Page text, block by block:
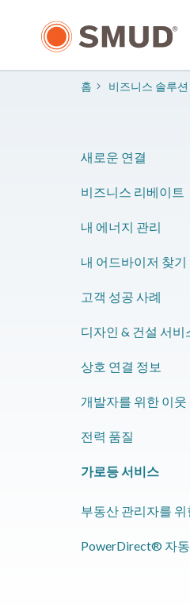
홈 비즈니스 솔루
새로운 연결
​비즈니스 리베이트
​내 에너지 관리
내 어드바이저 찾기
​고객 성공 사례
디자인 & 건설 서비
​상호 연결 정보
개발자를 위한 이웃
​전력 품질
​가로등 서비스
부동산 관리자를
PowerDirect® 자